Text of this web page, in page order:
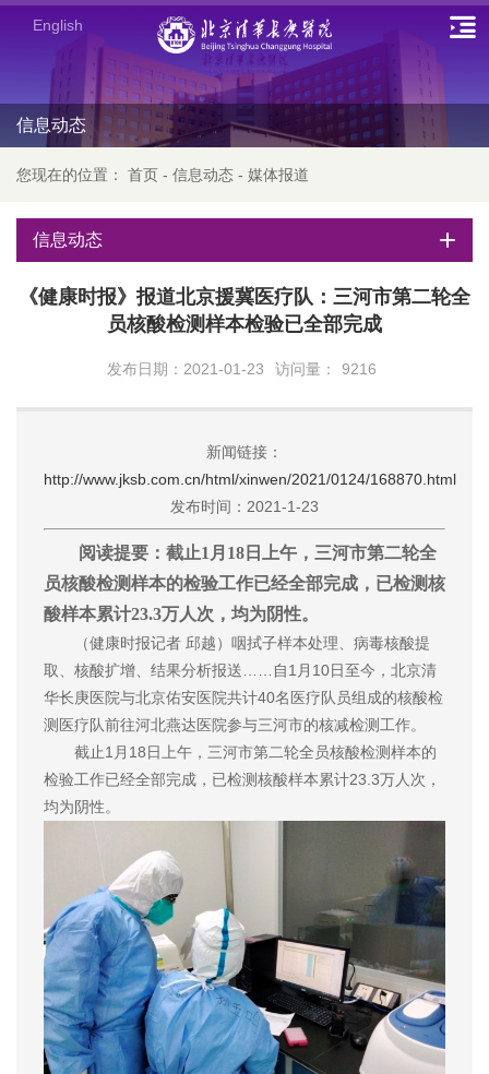
English
信息动态
您现在的位置： 首页 - 信息动态 - 媒体报道
信息动态
《健康时报》报道北京援冀医疗队：三河市第二轮全
员核酸检测样本检验已全部完成
发布日期：2021-01-23 访问量： 9216
新闻链接：
http://www.jksb.com.cn/html/xinwen/2021/0124/168870.html
发布时间：2021-1-23
阅读提要：截止1月18日上午，三河市第二轮全
员核酸检测样本的检验工作已经全部完成，已检测核
酸样本累计23.3万人次，均为阴性。
（健康时报记者 邱越）咽拭子样本处理、病毒核酸提
取、核酸扩增、结果分析报送……自1月10日至今，北京清
华长庚医院与北京佑安医院共计40名医疗队员组成的核酸检
测医疗队前往河北燕达医院参与三河市的核减检测工作。
截止1月18日上午，三河市第二轮全员核酸检测样本的
检验工作已经全部完成，已检测核酸样本累计23.3万人次，
均为阴性。